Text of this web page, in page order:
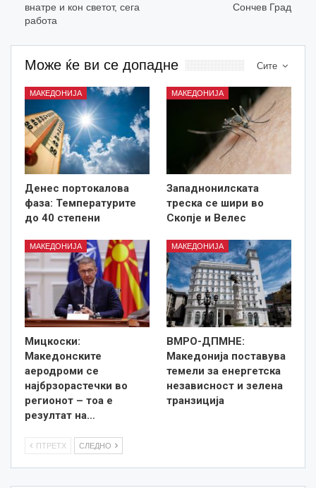
внатре и кон светот, сега
работа
Сончев Град
Сите
Може ќе ви се допадне
МАКЕДОНИЈА
Денес портокалова
фаза: Температурите
до 40 степени
МАКЕДОНИЈА
Западнонилската
треска се шири во
Скопје и Велес
МАКЕДОНИЈА
Мицкоски:
Македонските
аеродроми се
најбрзорастечки во
регионот – тоа е
резултат на…
МАКЕДОНИЈА
ВМРО-ДПМНЕ:
Македонија поставува
темели за енергетска
независност и зелена
транзиција
ПТРЕТХ СЛЕДНО